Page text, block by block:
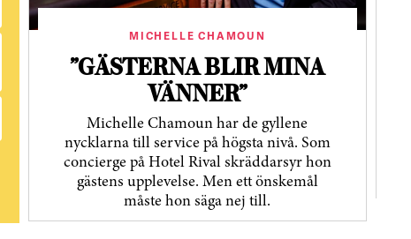
MICHELLE CHAMOUN
”GÄSTERNA BLIR MINA
VÄNNER”
Michelle Chamoun har de gyllene
nycklarna till service på högsta nivå. Som
concierge på Hotel Rival skräddarsyr hon
gästens upp­levelse. Men ett önskemål
måste hon säga nej till.